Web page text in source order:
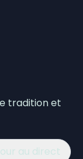
tradition et
au direct